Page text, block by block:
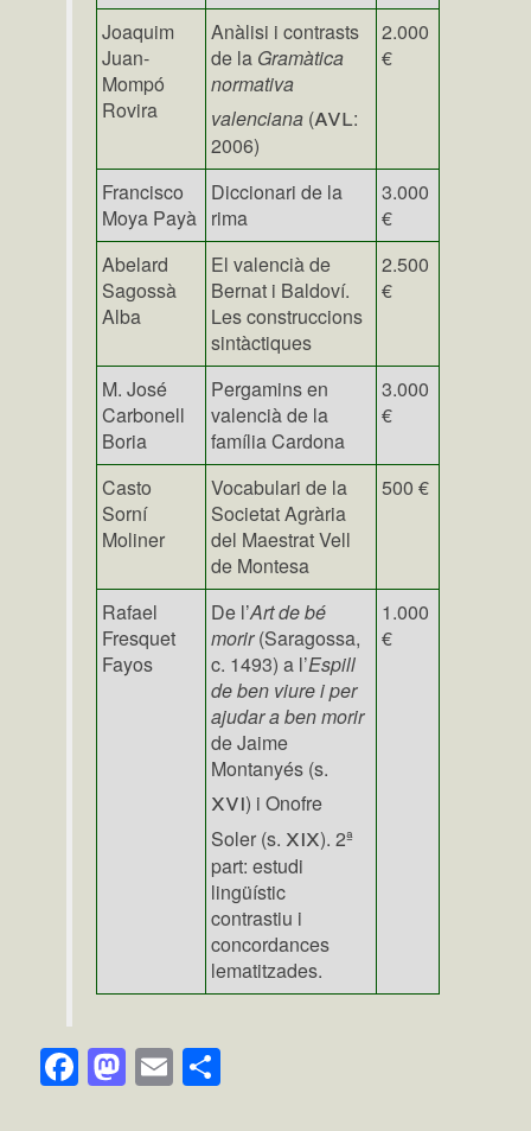
Joaquim
Juan-
Mompó
Rovira
Anàlisi i contrasts
de la Gramàtica
normativa
valenciana (avl:
2006)
2.000
€
Francisco
Moya Payà
Diccionari de la
rima
3.000
€
Abelard
Sagossà
Alba
El valencià de
Bernat i Baldoví.
Les construccions
sintàctiques
2.500
€
M. José
Carbonell
Boria
Pergamins en
valencià de la
família Cardona
3.000
€
Casto
Sorní
Moliner
Vocabulari de la
Societat Agrària
del Maestrat Vell
de Montesa
500 €
Rafael
Fresquet
Fayos
De l’Art de bé
morir(Saragossa,
c. 1493) a l’Espill
de ben viure i per
ajudar a ben morir
de Jaime
Montanyés (s.
xvi) i Onofre
Soler (s. xix). 2ª
part: estudi
lingüístic
contrastiu i
concordances
lematitzades.
1.000
€
Facebook
Mastodon
Email